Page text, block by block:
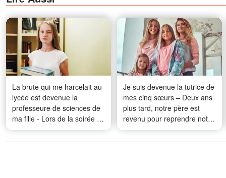
La brute qui me harcelait au
lycée est devenue la
professeure de sciences de
ma fille - Lors de la soirée de
présentation des projets, elle
a humilié mon enfant devant
Je suis devenue la tutrice de
mes cinq sœurs – Deux ans
plus tard, notre père est
revenu pour reprendre notre
maison, mais il ne s'attendait
pas au piège que je lui avais